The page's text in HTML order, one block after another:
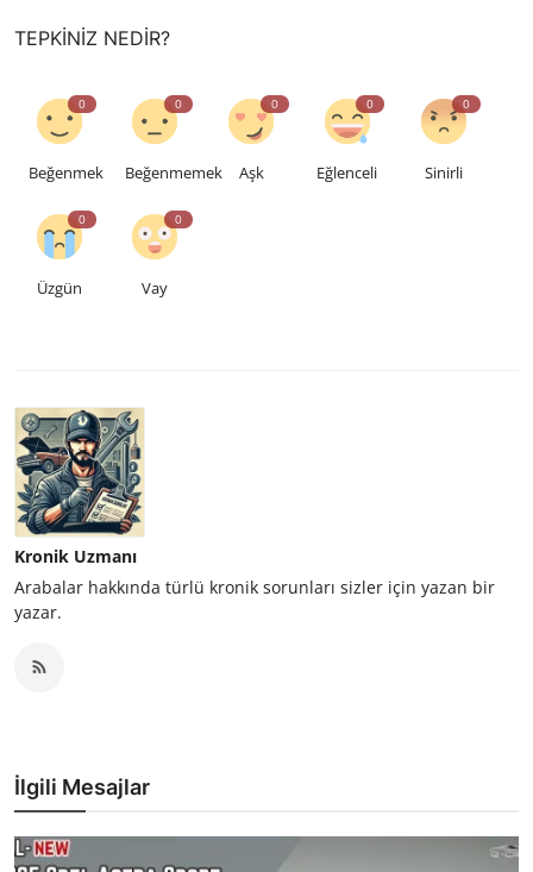
TEPKINIZ NEDIR?
0
Beğenmek
0
Beğenmemek
0
Aşk
0
Eğlenceli
0
Sinirli
0
Üzgün
0
Vay
Kronik Uzmanı
Arabalar hakkında türlü kronik sorunları sizler için yazan bir
yazar.
İlgili Mesajlar